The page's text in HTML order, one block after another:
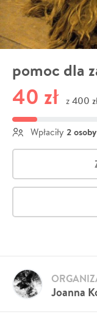
pomoc dla
40 zł z 400
Wpłaciły 2 osoby
Joanna